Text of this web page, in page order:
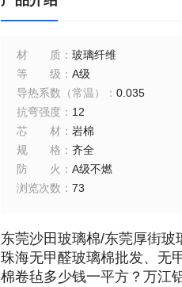
材质 ： 玻璃纤维
等级 ： A级
导热系数（常温）
： 0.035
抗弯强度 ： 12
芯材 ： 岩棉
规格 ： 齐全
防火 ： A级不燃
浏览次数 ： 73
东莞沙田玻璃棉/东莞厚街
珠海无甲醛玻璃棉批发、无
棉卷毡多少钱一平方？万江